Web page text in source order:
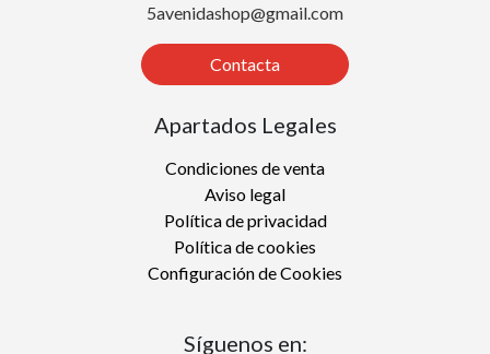
5avenidashop@gmail.com
Contacta
Apartados Legales
Condiciones de venta
Aviso legal
Política de privacidad
Política de cookies
Configuración de Cookies
Síguenos en: